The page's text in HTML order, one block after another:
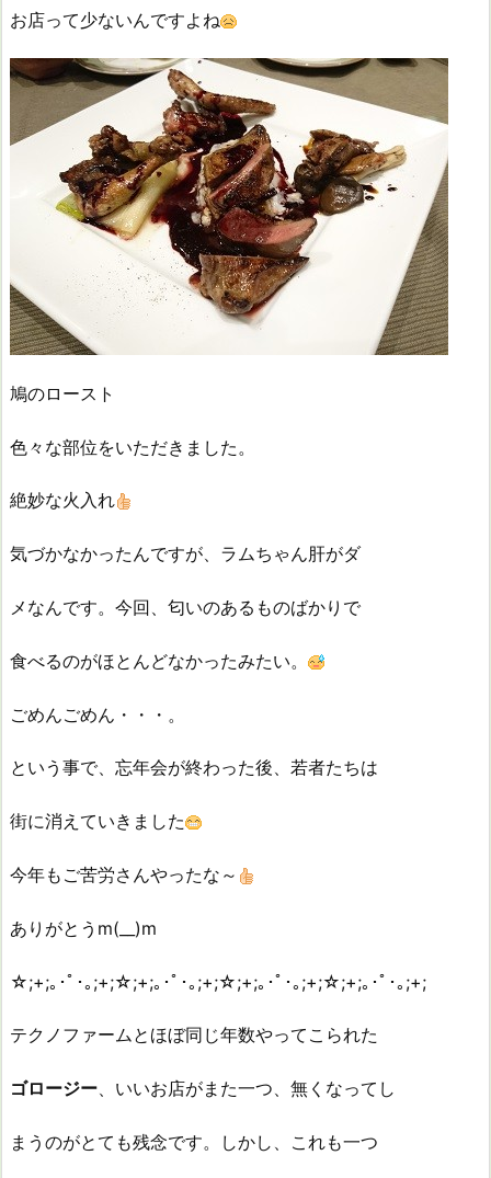
お店って少ないんですよね
鳩のロースト
色々な部位をいただきました。
絶妙な火入れ
気づかなかったんですが、ラムちゃん肝がダ
メなんです。今回、匂いのあるものばかりで
食べるのがほとんどなかったみたい。
ごめんごめん・・・。
という事で、忘年会が終わった後、若者たちは
街に消えていきました
今年もご苦労さんやったな～
ありがとうm(__)m
☆;+;｡･ﾟ･｡;+;☆;+;｡･ﾟ･｡;+;☆;+;｡･ﾟ･｡;+;☆;+;｡･ﾟ･｡;+;
テクノファームとほぼ同じ年数やってこられた
ゴロージー、いいお店がまた一つ、無くなってし
まうのがとても残念です。しかし、これも一つ